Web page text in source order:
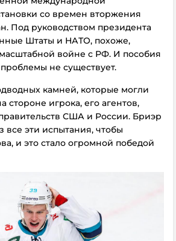
со времен вторжения
Под руководством президента
Штаты и НАТО, похоже,
войне с РФ. И пособия
не существует.
камней, которые могли
стороне игрока, его агентов,
США и России. Бриэр
все эти испытания, чтобы
и это стало огромной победой